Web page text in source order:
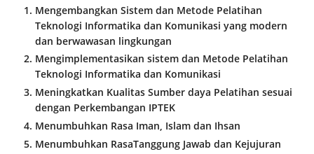
Mengembangkan Sistem dan Metode Pelatihan
Teknologi Informatika dan Komunikasi yang modern
dan berwawasan lingkungan
Mengimplementasikan sistem dan Metode Pelatihan
Teknologi Informatika dan Komunikasi
Meningkatkan Kualitas Sumber daya Pelatihan sesuai
dengan Perkembangan IPTEK
Menumbuhkan Rasa Iman, Islam dan Ihsan
Menumbuhkan RasaTanggung Jawab dan Kejujuran